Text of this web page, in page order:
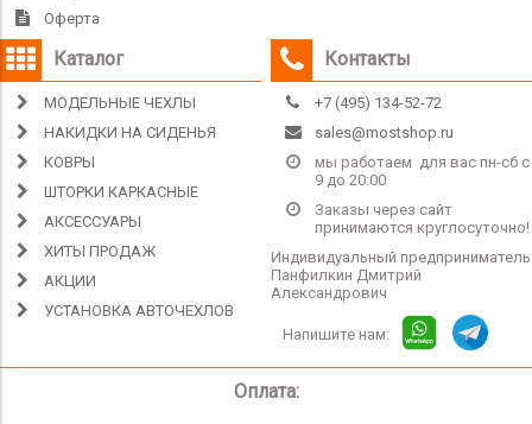
Оферта
Каталог
МОДЕЛЬНЫЕ ЧЕХЛЫ
НАКИДКИ НА СИДЕНЬЯ
КОВРЫ
ШТОРКИ КАРКАСНЫЕ
АКСЕССУАРЫ
ХИТЫ ПРОДАЖ
АКЦИИ
УСТАНОВКА АВТОЧЕХЛОВ
Контакты
+7 (495) 134-52-72
sales@mostshop.ru
мы работаем для вас пн-сб с
9 до 20:00
Заказы через сайт
принимаются круглосуточно!
Индивидуальный предприниматель
Панфилкин Дмитрий
Александрович
Напишите нам:
Оплата: